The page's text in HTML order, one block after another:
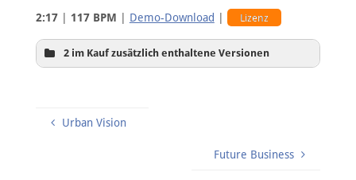
2:17| 117 BPM | Demo-Download | Lizenz
2 im Kauf zusätzlich enthaltene Versionen
Urban Vision
Future Business